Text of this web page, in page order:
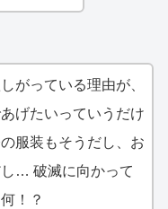
がっている理由が、
げたいっていうだけ
服装もそうだし、お
… 破滅に向かって
！？